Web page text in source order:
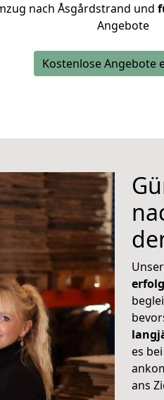
nach Åsgårdstrand und
Angebote
Kostenlose Angebote
es
ans